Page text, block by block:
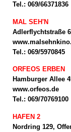
Tel.: 069/66371836
MAL SEH'N
Adlerflychtstraße 6
Tel.: 069/5970845
ORFEOS ERBEN
Hamburger Allee
www.orfeos.de
Tel.: 069/70769100
HAFEN 2
Nordring 129,